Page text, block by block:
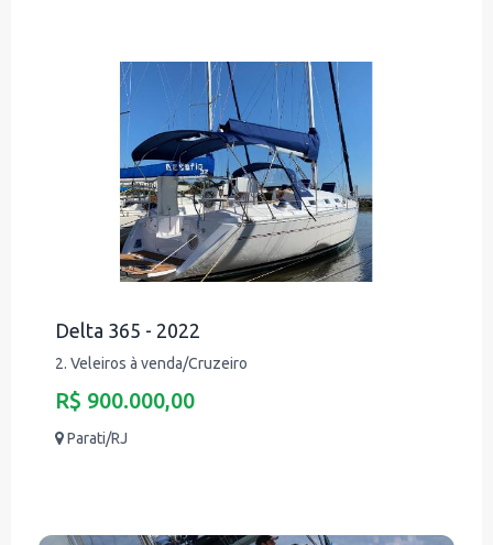
Delta 365 - 2022
2. Veleiros à venda/Cruzeiro
R$ 900.000,00
Parati/RJ